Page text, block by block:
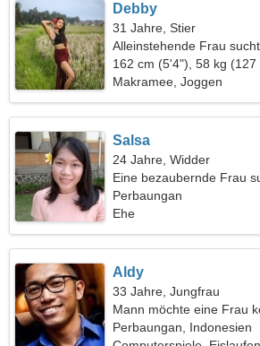
Debby
31 Jahre, Stier
Alleinstehende Frau
162 cm (5'4"), 58 kg (127
Makramee, Joggen
Salsa
24 Jahre, Widder
Eine bezaubernde Frau
Perbaungan
Ehe
Aldy
33 Jahre, Jungfrau
Mann möchte eine Frau
Perbaungan, Indonesien